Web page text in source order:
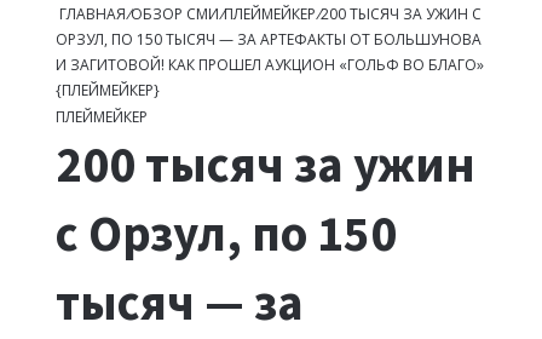
ГЛАВНАЯ/ОБЗОР СМИ/ПЛЕЙМЕЙКЕР/200 ТЫСЯЧ ЗА УЖИН С
ОРЗУЛ, ПО 150 ТЫСЯЧ — ЗА АРТЕФАКТЫ ОТ БОЛЬШУНОВА
И ЗАГИТОВОЙ! КАК ПРОШЕЛ АУКЦИОН «ГОЛЬФ ВО БЛАГО»
{ПЛЕЙМЕЙКЕР}
ПЛЕЙМЕЙКЕР
200 тысяч за ужин
с Орзул, по 150
тысяч — за